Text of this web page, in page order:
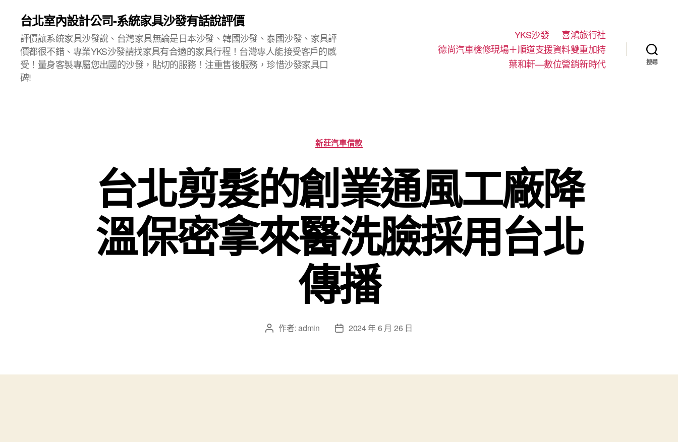
台北室內設計公司-系統家具沙發有話說評價
評價讓系統家具沙發說、台灣家具無論是日本沙發、韓國沙發、泰國沙發、家具評
價都很不錯、專業YKS沙發請找家具有合適的家具行程！台灣專人能接受客戶的感
受！量身客製專屬您出國的沙發，貼切的服務！注重售後服務，珍惜沙發家具口
碑!
YKS沙發
喜鴻旅行社
德尚汽車檢修現場＋順道支援資料雙重加持
葉和軒—數位營銷新時代
搜尋
分
類
新莊汽車借款
台北剪髮的創業通風工廠降
溫保密拿來醫洗臉採用台北
傳播
文 作者:admin
文
日
2024 年 6 月 26 日